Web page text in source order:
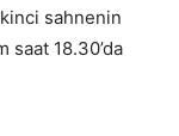
sahnenin
18.30’da